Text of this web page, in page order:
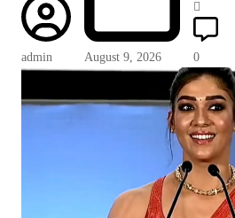
admin August 9, 2026 0